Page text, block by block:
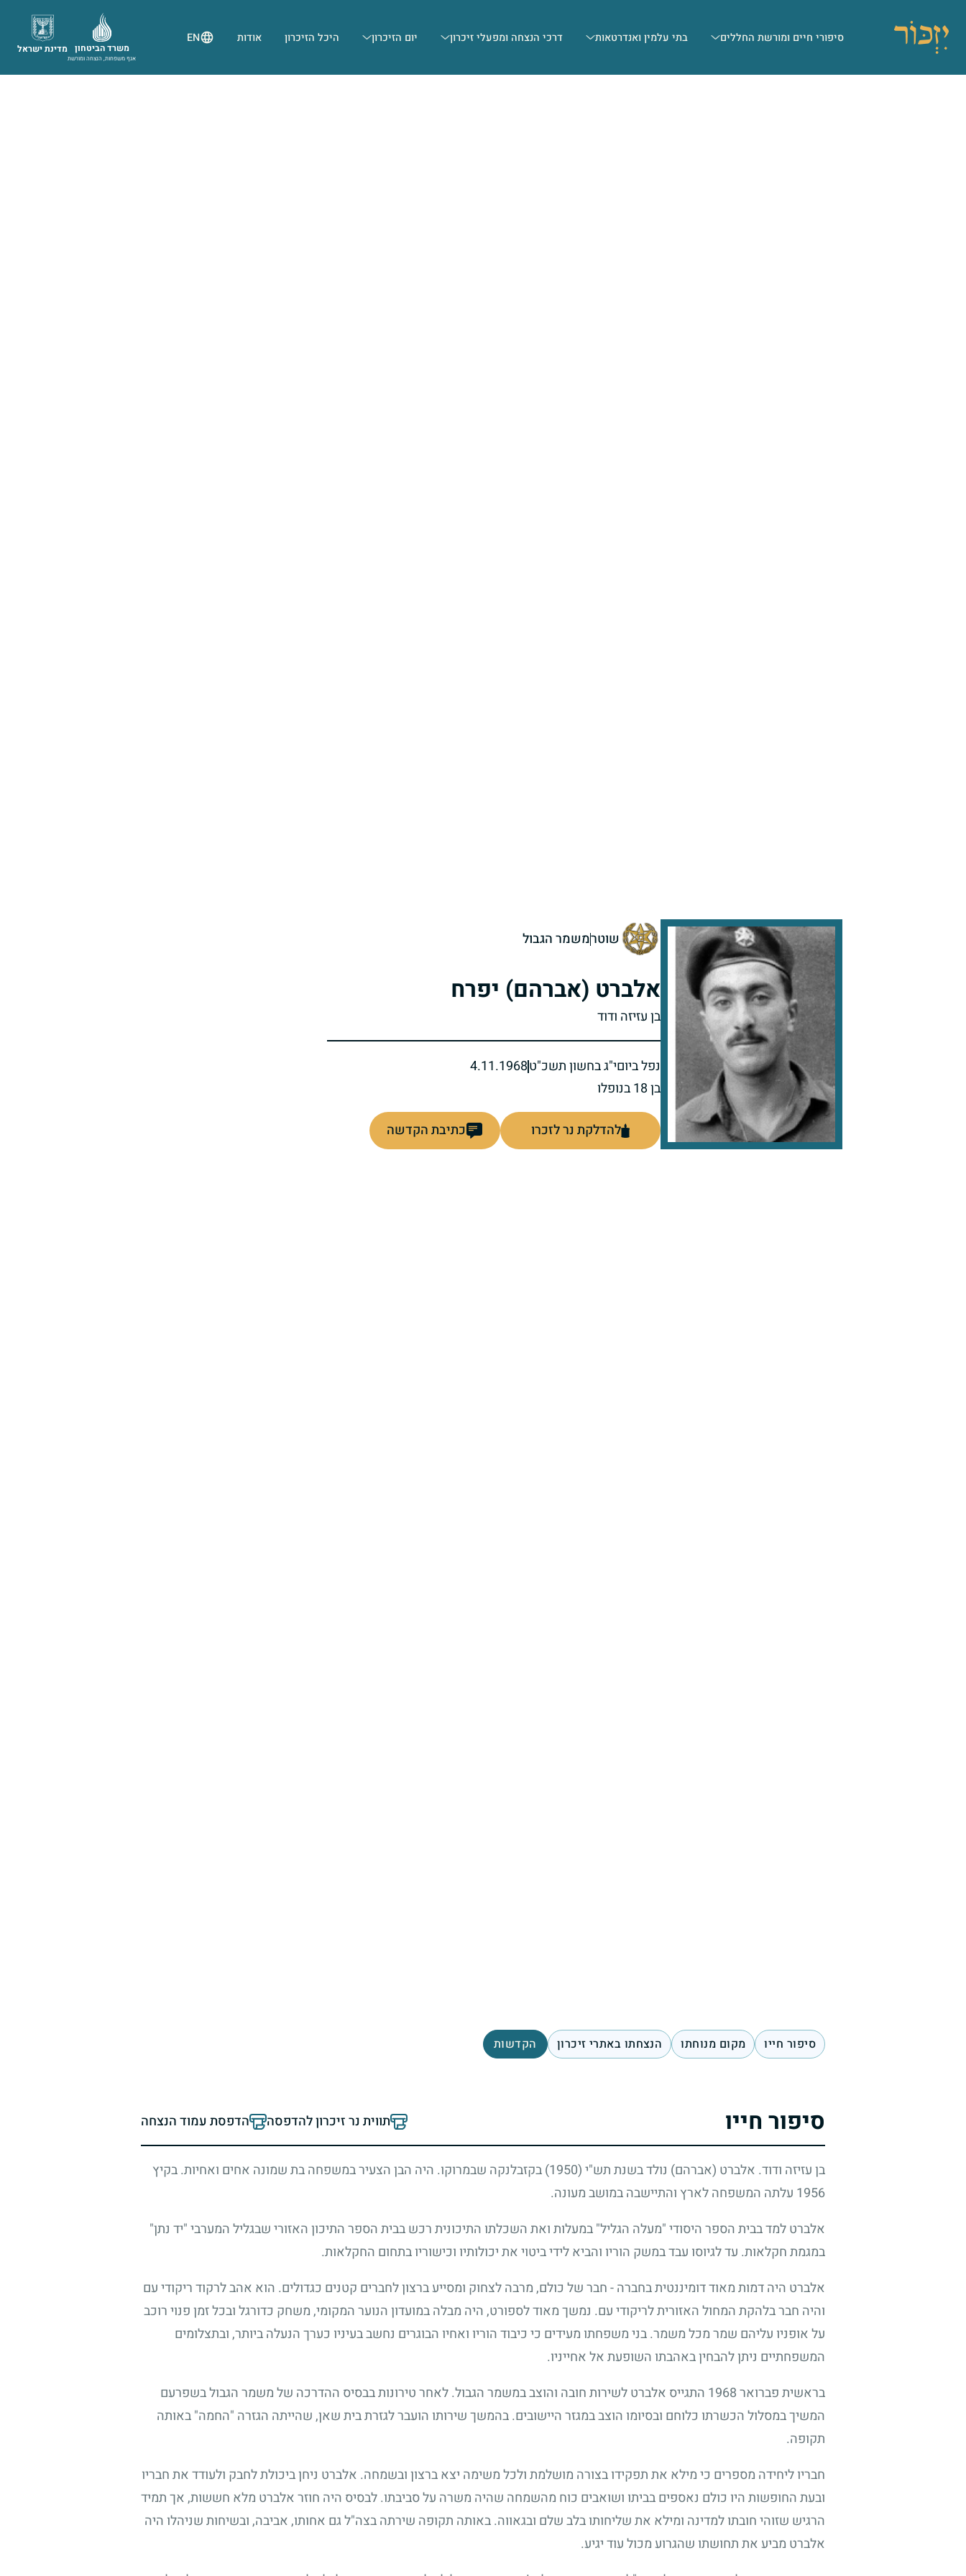
סיפורי חיים ומורשת החללים בתי עלמין ואנדרטאות דרכי הנצחה ומפעלי זיכרון יום הזיכרון היכל הזיכרון אודות EN
מדינת ישראל משרד הביטחון
אגף משפחות, הנצחה ומורשת
שוטרמשמר הגבול
אלברט (אברהם) יפרח
בן עזיזה ודוד
נפל ביוםי"ג בחשון תשכ"ט4.11.1968
בן 18 בנופלו
להדלקת נר לזכרו כתיבת הקדשה
סיפור חייו מקום מנוחתו הנצחתו באתרי זיכרון הקדשות
סיפור חייו תווית נר זיכרון להדפסה הדפסת עמוד הנצחה
בן עזיזה ודוד. אלברט (אברהם) נולד בשנת תש"י (1950) בקזבלנקה שבמרוקו. היה הבן הצעיר במשפחה בת שמונה אחים ואחיות. בקיץ
1956 עלתה המשפחה לארץ והתיישבה במושב מעונה.
אלברט למד בבית הספר היסודי "מעלה הגליל" במעלות ואת השכלתו התיכונית רכש בבית הספר התיכון האזורי שבגליל המערבי "יד נתן"
במגמת חקלאות. עד לגיוסו עבד במשק הוריו והביא לידי ביטוי את יכולותיו וכישוריו בתחום החקלאות.
אלברט היה דמות מאוד דומיננטית בחברה - חבר של כולם, מרבה לצחוק ומסייע ברצון לחברים קטנים כגדולים. הוא אהב לרקוד ריקודי עם
והיה חבר בלהקת המחול האזורית לריקודי עם. נמשך מאוד לספורט, היה מבלה במועדון הנוער המקומי, משחק כדורגל ובכל זמן פנוי רוכב
על אופניו עליהם שמר מכל משמר. בני משפחתו מעידים כי כיבוד הוריו ואחיו הבוגרים נחשב בעיניו כערך הנעלה ביותר, ובתצלומים
המשפחתיים ניתן להבחין באהבתו השופעת אל אחייניו.
בראשית פברואר 1968 התגייס אלברט לשירות חובה והוצב במשמר הגבול. לאחר טירונות בבסיס ההדרכה של משמר הגבול בשפרעם
המשיך במסלול הכשרתו כלוחם ובסיומו הוצב במגזר היישובים. בהמשך שירותו הועבר לגזרת בית שאן, שהייתה הגזרה "החמה" באותה
תקופה.
חבריו ליחידה מספרים כי מילא את תפקידו בצורה מושלמת ולכל משימה יצא ברצון ובשמחה. אלברט ניחן ביכולת לחבק ולעודד את חבריו
ובעת החופשות היו כולם נאספים בביתו ושואבים כוח מהשמחה שהיה משרה על סביבתו. לבסיס היה חוזר אלברט מלא חששות, אך תמיד
הרגיש שזוהי חובתו למדינה ומילא את שליחותו בלב שלם ובגאווה. באותה תקופה שירתה בצה"ל גם אחותו, אביבה, ובשיחות שניהלו היה
אלברט מביע את תחושתו שהגרוע מכול עוד יגיע.